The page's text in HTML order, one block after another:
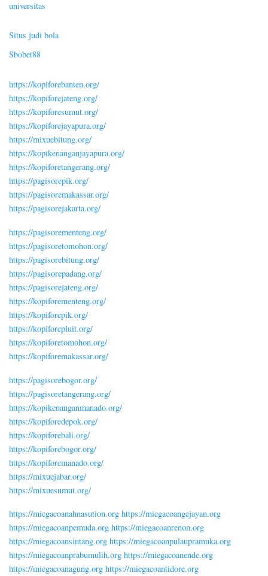
universitas
Situs judi bola
Sbobet88
https://kopiforebanten.org/
https://kopiforejateng.org/
https://kopiforesumut.org/
https://kopiforejayapura.org/
https://mixuebitung.org/
https://kopikenanganjayapura.org/
https://kopiforetangerang.org/
https://pagisorepik.org/
https://pagisoremakassar.org/
https://pagisorejakarta.org/
https://pagisorementeng.org/
https://pagisoretomohon.org/
https://pagisorebitung.org/
https://pagisorepadang.org/
https://pagisorejateng.org/
https://kopiforementeng.org/
https://kopiforepik.org/
https://kopiforepluit.org/
https://kopiforetomohon.org/
https://kopiforemakassar.org/
https://pagisorebogor.org/
https://pagisoretangerang.org/
https://kopikenanganmanado.org/
https://kopiforedepok.org/
https://kopiforebali.org/
https://kopiforebogor.org/
https://kopiforemanado.org/
https://mixuejabar.org/
https://mixuesumut.org/
https://miegacoanahnasution.org https://miegacoangejayan.org
https://miegacoanpemuda.org https://miegacoanrenon.org
https://miegacoansintang.org https://miegacoanpulaupramuka.org
https://miegacoanprabumulih.org https://miegacoanende.org
https://miegacoanagung.org https://miegacoantidore.org